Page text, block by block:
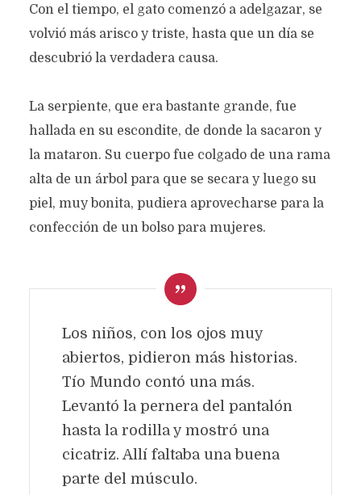
RAIMUNDO TÍO MUNDO
Categoría:Prosa marzo 4, 2025
999 views
4 Minutos en leer
Con el tiempo, el gato comenzó a adelgazar, se
volvió más arisco y triste, hasta que un día se
descubrió la verdadera causa.
La serpiente, que era bastante grande, fue
hallada en su escondite, de donde la sacaron y
la mataron. Su cuerpo fue colgado de una rama
alta de un árbol para que se secara y luego su
piel, muy bonita, pudiera aprovecharse para la
confección de un bolso para mujeres.
Los niños, con los ojos muy
abiertos, pidieron más historias.
Tío Mundo contó una más.
Levantó la pernera del pantalón
hasta la rodilla y mostró una
cicatriz. Allí faltaba una buena
parte del músculo.